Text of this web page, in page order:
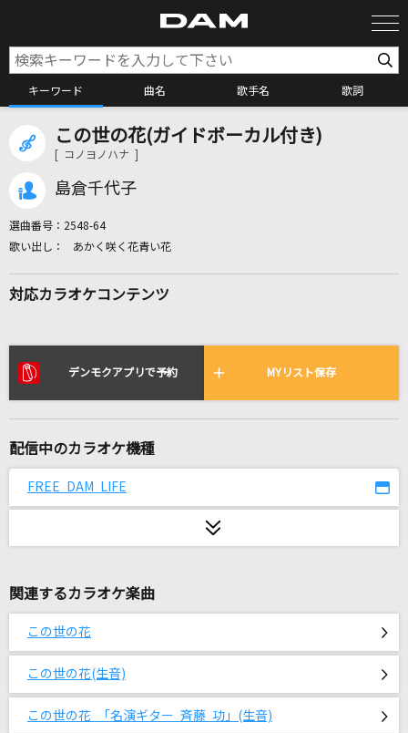
キーワード 曲名 歌手名 歌詞
カラオケ検索
リアルタイムで歌われている曲の一覧
You
808
チェリーポップ
DECO*27
[生音]青春コンプレックス
[生音]ツバサ
アンダーグラフ
この世の花(ガイドボーカル付き)
[ コノヨノハナ ]
島倉千代子
選曲番号： 2548-64
あかく咲く花青い花
対応カラオケコンテンツ
デンモクアプリで予約 MYリスト保存
配信中のカラオケ機種
FREE DAM LIFE
関連するカラオケ楽曲
この世の花
この世の花(生音)
この世の花 「名演ギター 斉藤 功」(生音)